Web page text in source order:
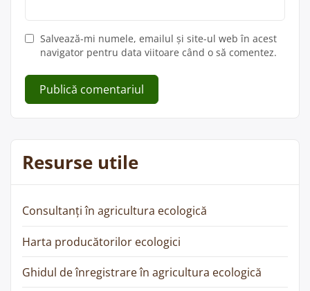
Salvează-mi numele, emailul și site-ul web în acest
navigator pentru data viitoare când o să comentez.
Resurse utile
Consultanți în agricultura ecologică
Harta producătorilor ecologici
Ghidul de înregistrare în agricultura ecologică